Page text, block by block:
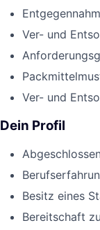
Ver- und
Ver- und
Dein Profil
Besitz eines
Bereitschaft